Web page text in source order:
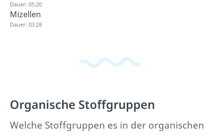
Dauer: 05:20
Mizellen
Dauer: 03:28
Organische Stoffgruppen
Welche Stoffgruppen es in der organischen